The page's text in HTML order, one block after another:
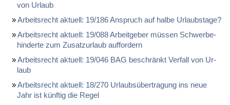
von Ur­laub
Ar­beits­recht ak­tu­ell: 19/186 An­spruch auf hal­be Ur­laubs­ta­ge?
Ar­beits­recht ak­tu­ell: 19/088 Ar­beit­ge­ber müs­sen Schwer­be­
hin­der­te zum Zu­satz­ur­laub auf­for­dern
Ar­beits­recht ak­tu­ell: 19/046 BAG be­schränkt Ver­fall von Ur­
laub
Ar­beits­recht ak­tu­ell: 18/270 Ur­laubs­über­tra­gung ins neue
Jahr ist künf­tig die Re­gel